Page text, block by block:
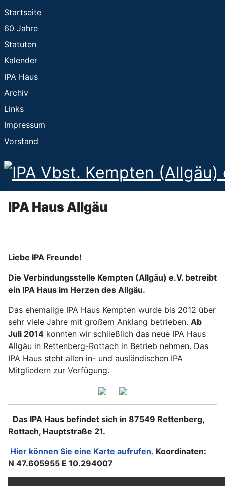
Startseite
60 Jahre
Statuten
Kalender
IPA Haus
Archiv
Links
Impressum
Vorstand
IPA Haus Allgäu
Liebe IPA Freunde!
Die Verbindungsstelle Kempten (Allgäu) e.V. betreibt
ein IPA Haus im Herzen des Allgäu.
Das ehemalige IPA Haus Kempten wurde bis 2012 über
sehr viele Jahre mit großem Anklang betrieben. Ab
Juli 2014 konnten wir schließlich das neue IPA Haus
Allgäu in Rettenberg-Rottach in Betrieb nehmen. Das
IPA Haus steht allen in- und ausländischen IPA
Mitgliedern zur Verfügung.
Das IPA Haus befindet sich in 87549 Rettenberg,
Rottach, Hauptstraße 21.
Hier können Sie eine Karte aufrufen. Koordinaten:
N 47.605955 E 10.294007